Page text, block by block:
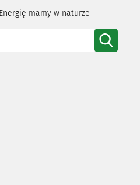
mamy w naturze